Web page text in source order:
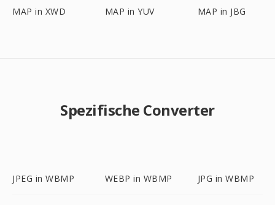
MAP in XWD MAP in YUV MAP in JBG
Spezifische Converter
JPEG in WBMP WEBP in WBMP JPG in WBMP